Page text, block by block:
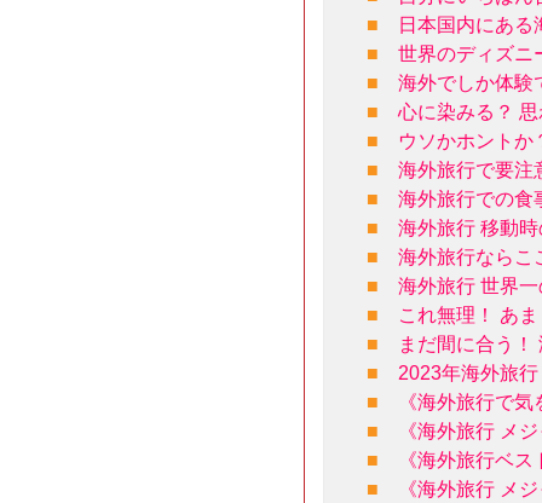
■
日本国内にあ
■
世界のディズニ
■
海外でしか体験
■
心に染みる？
■
ウソかホントか
■
海外旅行で要
■
海外旅行での食
■
海外旅行 移動
■
海外旅行ならこ
■
海外旅行 世界
■
これ無理！ あ
■
まだ間に合う
■
2023年海外旅
■
《海外旅行で
■
《海外旅行 メ
■
《海外旅行ベ
■
《海外旅行 メ